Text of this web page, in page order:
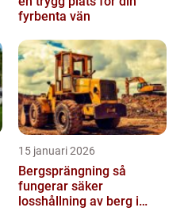
fyrbenta vän
15 januari 2026
Bergsprängning så
fungerar säker
losshållning av berg i